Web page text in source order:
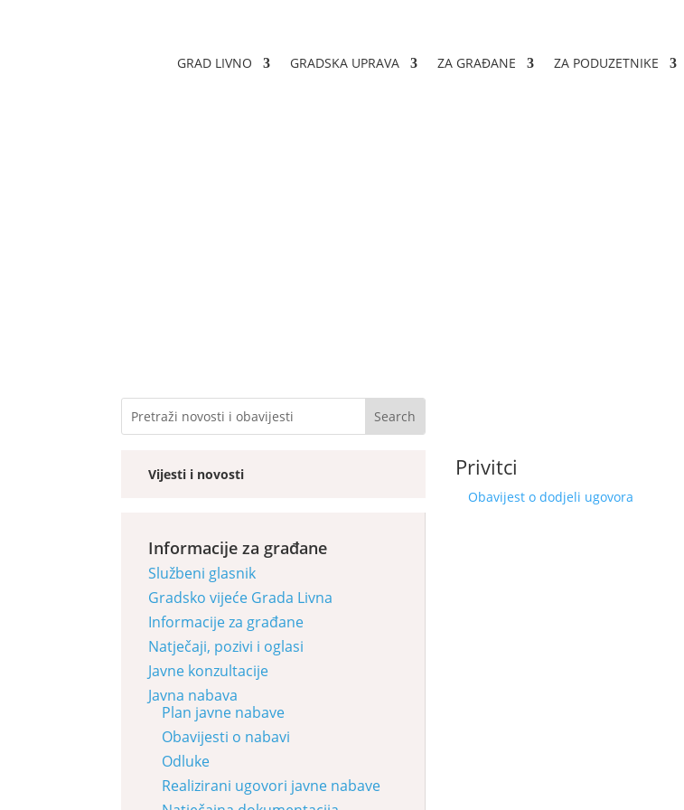
GRAD LIVNO GRADSKA UPRAVA ZA GRAĐANE ZA PODUZETNIKE
Vijesti i novosti
Informacije za građane
Službeni glasnik
Gradsko vijeće Grada Livna
Informacije za građane
Natječaji, pozivi i oglasi
Javne konzultacije
Javna nabava
Plan javne nabave
Obavijesti o nabavi
Odluke
Realizirani ugovori javne nabave
Privitci
Obavijest o dodjeli ugovora